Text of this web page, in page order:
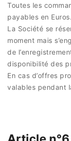
Toutes les
payables en Euros.
La Société se
moment mais
de
disponibilité des
En cas d’offres
valables pendant